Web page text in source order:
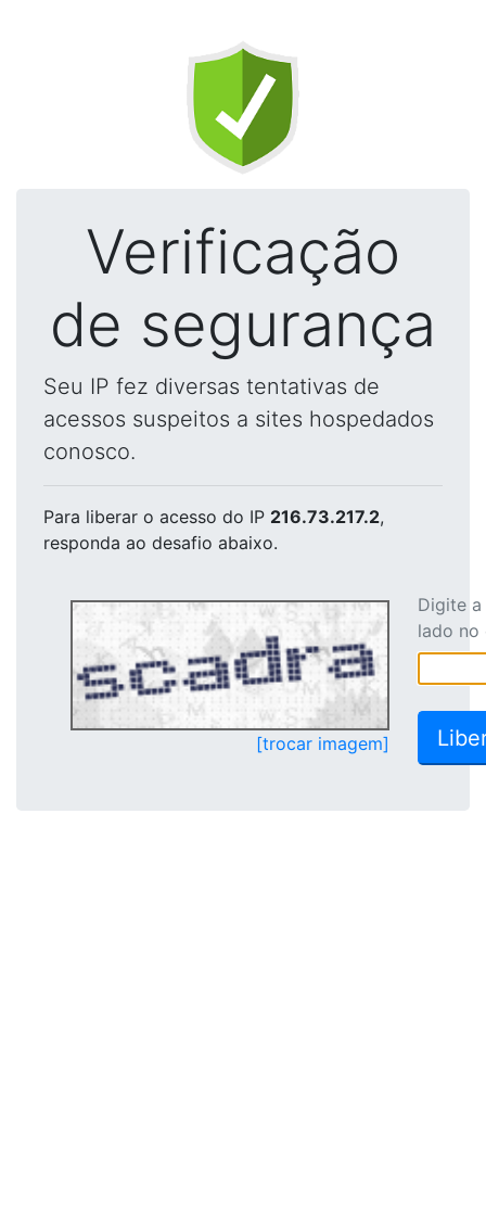
Verificação
de segurança
Seu IP fez diversas tentativas de
acessos suspeitos a sites hospedados
conosco.
Para liberar o acesso do IP 216.73.217.2,
responda ao desafio abaixo.
[trocar imagem]
Digite
lado no